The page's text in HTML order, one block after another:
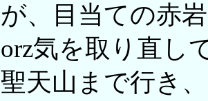
が、目当ての赤
orz気を取り直し
聖天山まで行き